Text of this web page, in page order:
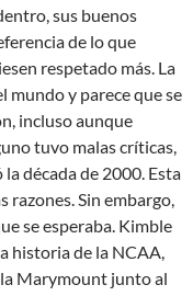
sus buenos
de lo que
respetado más. La
mundo y parece que se
incluso aunque
tuvo malas críticas,
década de 2000. Esta
Sin embargo,
se esperaba. Kimble
historia de la NCAA,
Marymount junto al